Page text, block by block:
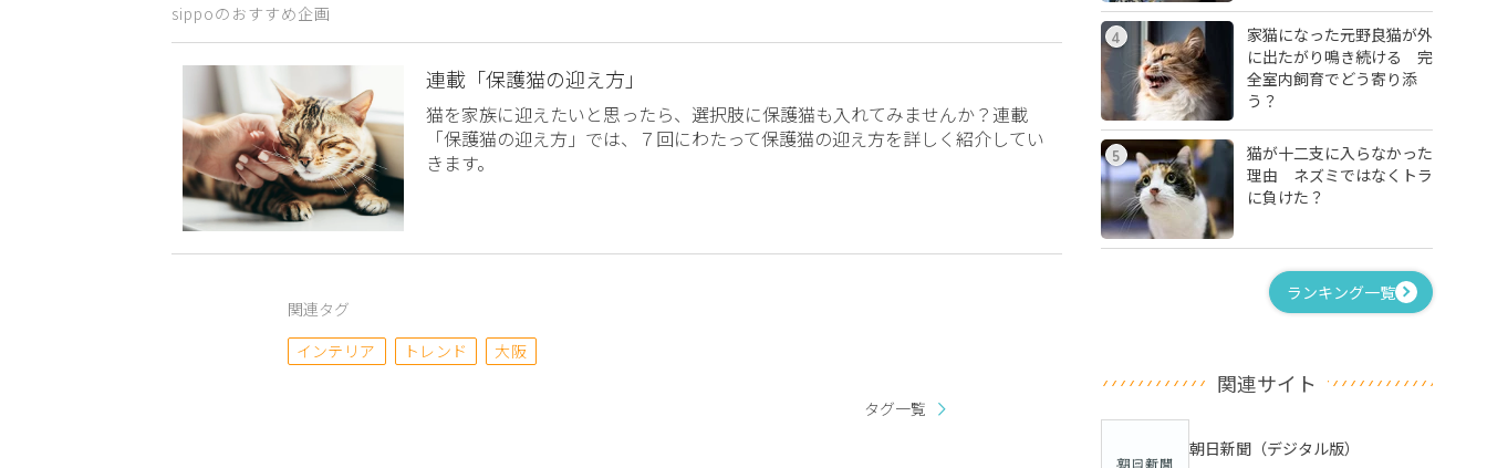
sippoのおすすめ企画
連載「保護猫の迎え方」
猫を家族に迎えたいと思ったら、選択肢に保護猫も入れてみませんか？連載
「保護猫の迎え方」では、７回にわたって保護猫の迎え方を詳しく紹介してい
きます。
関連タグ
インテリア
トレンド 大阪
タグ一覧
4
家猫になった元野良猫が外
に出たがり鳴き続ける 完
全室内飼育でどう寄り添
う？
5
猫が十二支に入らなかった
理由 ネズミではなくトラ
に負けた？
ランキング一覧
関連サイト
朝日新聞（デジタル版）